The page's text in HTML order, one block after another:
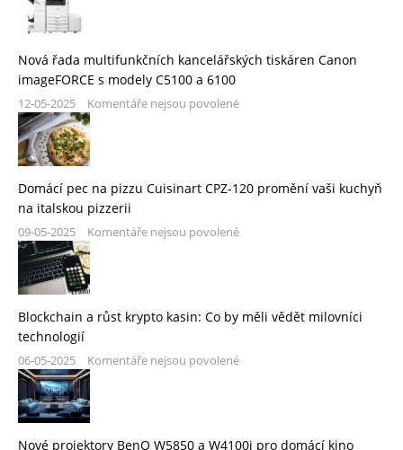
Nová řada multifunkčních kancelářských tiskáren Canon
imageFORCE s modely C5100 a 6100
12-05-2025 Komentáře nejsou povolené
Domácí pec na pizzu Cuisinart CPZ-120 promění vaši kuchyň
na italskou pizzerii
09-05-2025 Komentáře nejsou povolené
Blockchain a růst krypto kasin: Co by měli vědět milovníci
technologií
06-05-2025 Komentáře nejsou povolené
Nové projektory BenQ W5850 a W4100i pro domácí kino